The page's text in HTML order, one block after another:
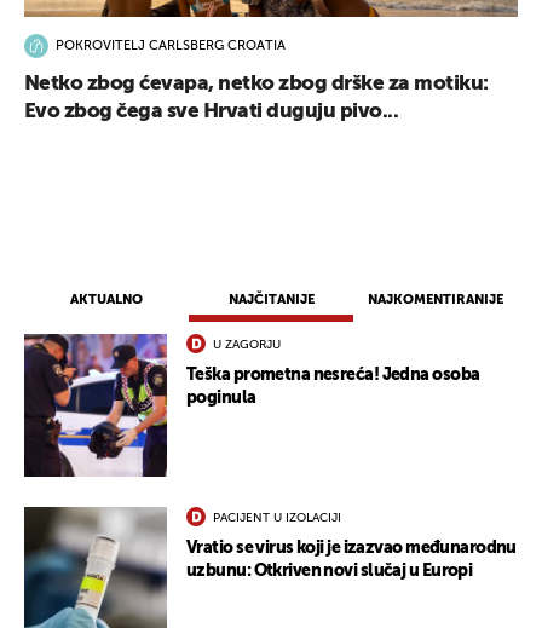
AKTUALNO NAJČITANIJE NAJKOMENTIRANIJE
U ZAGORJU
Teška prometna nesreća! Jedna osoba
poginula
PACIJENT U IZOLACIJI
Vratio se virus koji je izazvao međunarodnu
uzbunu: Otkriven novi slučaj u Europi
POKROVITELJ CARLSBERG CROATIA
Netko zbog ćevapa, netko zbog drške za motiku:
Evo zbog čega sve Hrvati duguju pivo...